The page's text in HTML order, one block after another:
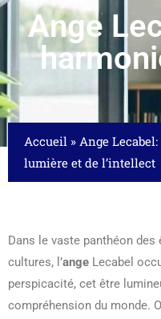
Ange
Accueil » Ange
lumière et de l’intellect
Dans le vaste panthéon
cultures, l’ange Lecabel
perspicacité, cet être
compréhension du monde.